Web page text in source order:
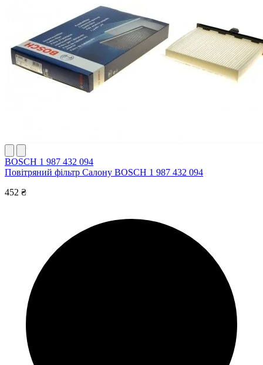
BOSCH 1 987 432 094
Повітряний фільтр Салону BOSCH 1 987 432 094
452 ₴